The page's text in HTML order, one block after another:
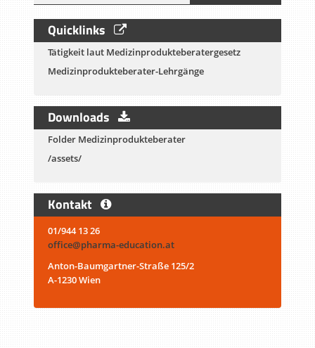
Quicklinks
Tätigkeit laut Medizinprodukteberatergesetz
Medizinprodukteberater-Lehrgänge
Downloads
Folder Medizinprodukteberater
/assets/
Kontakt
01/944 13 26
office@pharma-education.at
Anton-Baumgartner-Straße 125/2
A-1230 Wien